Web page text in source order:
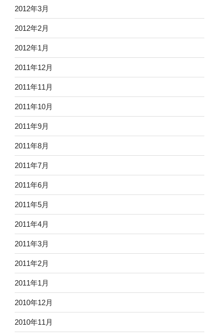
2012年3月
2012年2月
2012年1月
2011年12月
2011年11月
2011年10月
2011年9月
2011年8月
2011年7月
2011年6月
2011年5月
2011年4月
2011年3月
2011年2月
2011年1月
2010年12月
2010年11月